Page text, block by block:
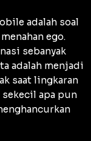
adalah soal
ego.
sebanyak
adalah menjadi
saat lingkaran
apa pun